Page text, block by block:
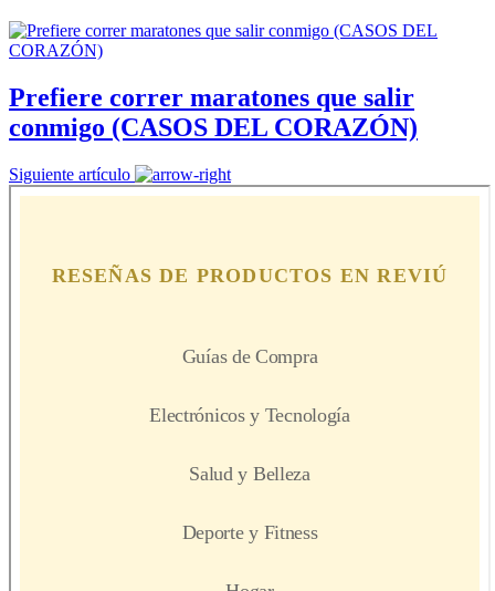
Prefiere correr maratones que salir
conmigo (CASOS DEL CORAZÓN)
Siguiente artículo